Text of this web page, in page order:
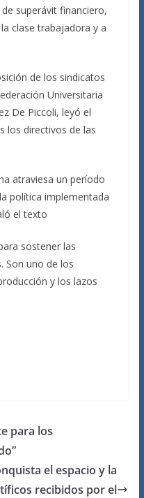
superávit financiero,
clase trabajadora y a
de los sindicatos
Universitaria
De Piccoli, leyó el
los directivos de las
atraviesa un período
política implementada
el texto
sostener las
Son uno de los
y los lazos
para los
el espacio y la
recibidos por el